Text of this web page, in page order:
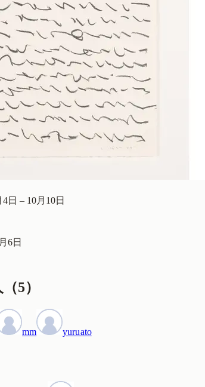
日 – 10月10日
6日
（5）
mm yuruato